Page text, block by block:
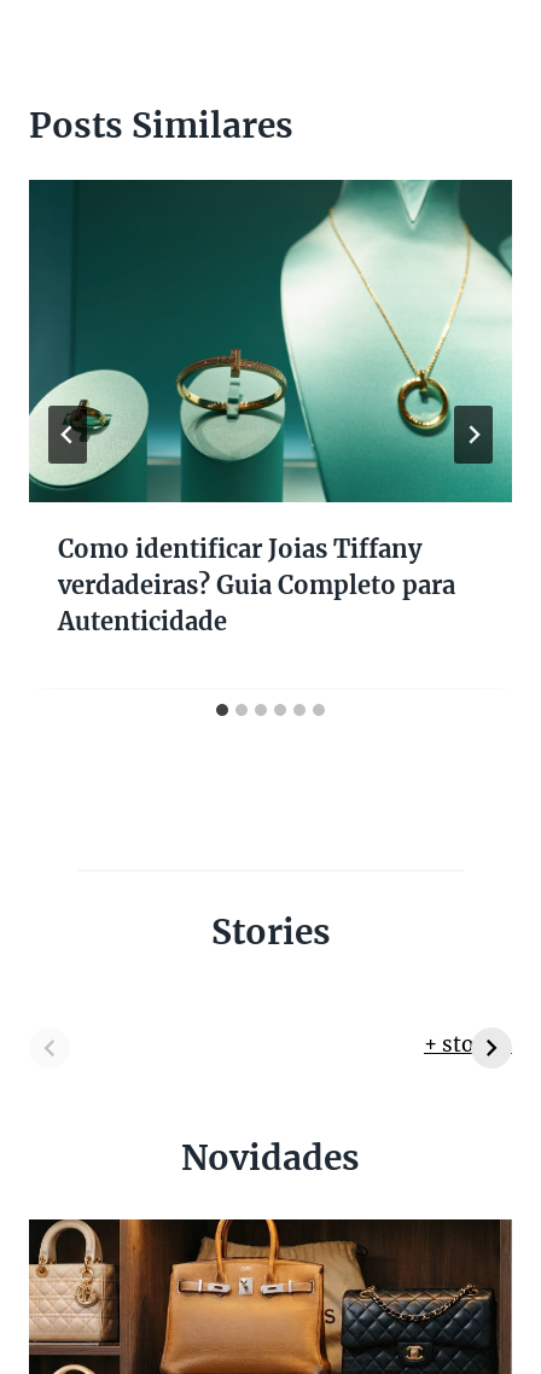
Posts Similares
Como identificar Joias Tiffany
verdadeiras? Guia Completo para
Autenticidade
Stories
+ stories
Novidades